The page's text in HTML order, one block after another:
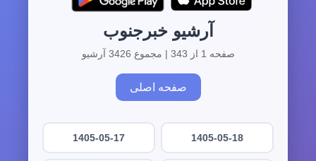
آرشیو خبرجنوب
صفحه 1 از 343 | مجموع 3426 آرشیو
صفحه اصلی
1405-05-18
1405-05-17